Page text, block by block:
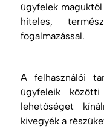
ügyfelek
hiteles,
fogalmazással.
A felhasználói
ügyfeleik
lehetőséget
kivegyék a